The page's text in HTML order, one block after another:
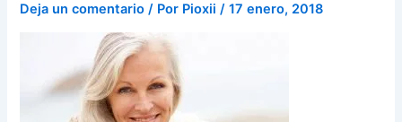
Deja un comentario / Por Pioxii/17 enero, 2018